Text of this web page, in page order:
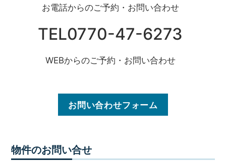
お電話からのご予約・お問い合わせ
TEL0770-47-6273
WEBからのご予約・お問い合わせ
お問い合わせフォーム
物件のお問い合せ